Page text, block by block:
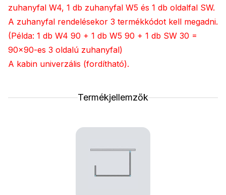
zuhanyfal W4, 1 db zuhanyfal W5 és 1 db oldalfal SW.
A zuhanyfal rendelésekor 3 termékkódot kell megadni.
(Példa: 1 db W4 90 + 1 db W5 90 + 1 db SW 30 =
90x90-es 3 oldalú zuhanyfal)
A kabin univerzális (fordítható).
Termékjellemzők